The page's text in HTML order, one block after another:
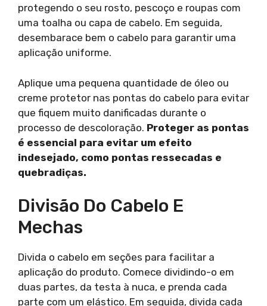
protegendo o seu rosto, pescoço e roupas com
uma toalha ou capa de cabelo. Em seguida,
desembarace bem o cabelo para garantir uma
aplicação uniforme.
Aplique uma pequena quantidade de óleo ou
creme protetor nas pontas do cabelo para evitar
que fiquem muito danificadas durante o
processo de descoloração. Proteger as pontas
é essencial para evitar um efeito
indesejado, como pontas ressecadas e
quebradiças.
Divisão Do Cabelo E
Mechas
Divida o cabelo em seções para facilitar a
aplicação do produto. Comece dividindo-o em
duas partes, da testa à nuca, e prenda cada
parte com um elástico. Em seguida, divida cada